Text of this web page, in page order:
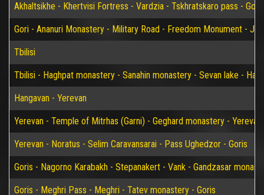
Akhaltsikhe - Khertvisi Fortress - Vardzia - Tskhratskaro pass - Gori
Gori - Ananuri Monastery - Military Road - Freedom Monument -
Tbilisi
Tbilisi - Haghpat monastery - Sanahin monastery - Sevan lake -
Hangavan - Yerevan
Yerevan - Temple of Mitrhas (Garni) - Geghard monastery - Yerevan
Yerevan - Noratus - Selim Caravansarai - Pass Ughedzor - Goris
Goris - Nagorno Karabakh - Stepanakert - Vank - Gandzasar
Goris - Meghri Pass - Meghri - Tatev monastery - Goris